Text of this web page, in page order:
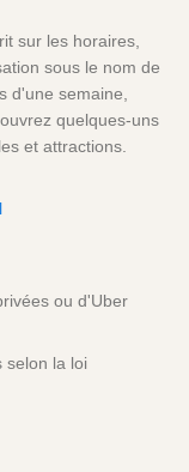
sur les horaires,
sous le nom de
d'une semaine,
quelques-uns
et attractions.
ou d'Uber
selon la loi